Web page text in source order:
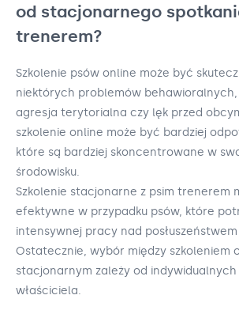
od stacjonarnego
trenerem?
Szkolenie psów online może być
niektórych problemów
agresja terytorialna czy lęk przed
szkolenie online może być bardziej
które są bardziej skoncentrowane w
środowisku.
Szkolenie stacjonarne z psim trenerem
efektywne w przypadku psów, które
intensywnej pracy nad
Ostatecznie, wybór między szkoleniem
stacjonarnym zależy od
właściciela.